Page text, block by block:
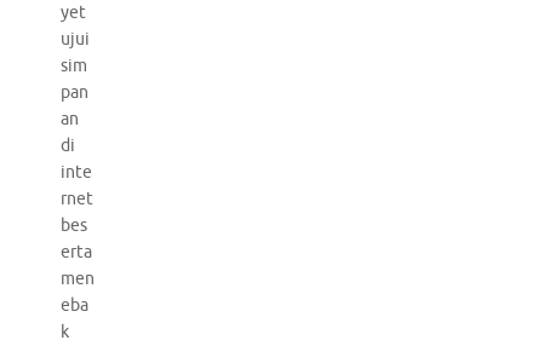
yet
ujui
sim
pan
an
di
inte
rnet
bes
erta
men
eba
k